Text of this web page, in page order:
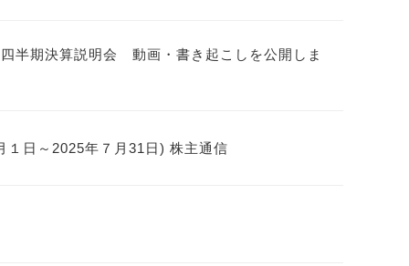
半期決算説明会 動画・書き起こしを公開しま
１日～2025年７月31日) 株主通信